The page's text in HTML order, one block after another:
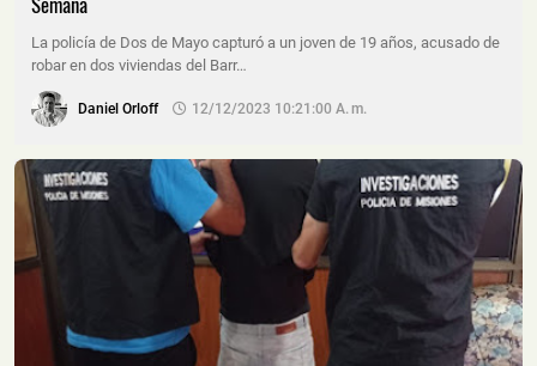
La policía de Dos de Mayo capturó a un joven de 19 años, acusado de
robar en dos viviendas del Barr…
Daniel Orloff 12/12/2023 10:21:00 A. M.